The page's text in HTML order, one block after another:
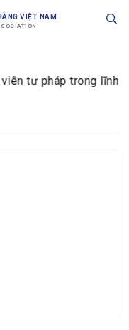
VIỆT NAM
tư pháp trong lĩnh